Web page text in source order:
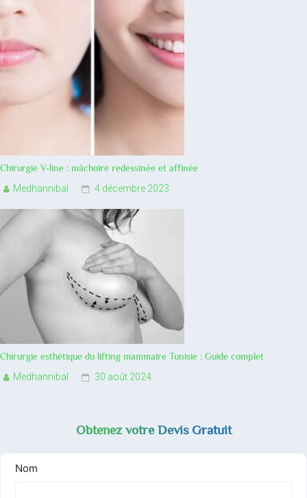
Chirurgie V-line : mâchoire redessinée et affinée
Medhannibal
4 décembre 2023
Chirurgie esthétique du lifting mammaire Tunisie : Guide complet
Medhannibal
30 août 2024
Obtenez votre Devis Gratuit